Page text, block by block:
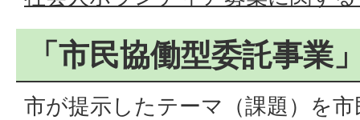
「市民協働型委託事業
市が提示したテーマ（課題）を